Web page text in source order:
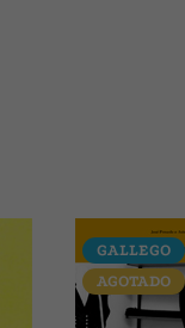
GALLEGO
AGOTADO